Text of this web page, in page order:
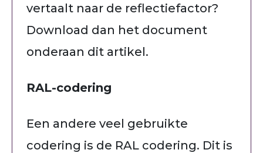
vertaalt naar de reflectiefactor?
Download dan het document
onderaan dit artikel.
RAL-codering
Een andere veel gebruikte
codering is de RAL codering. Dit is